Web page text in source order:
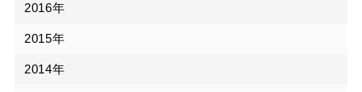
2016年
2015年
2014年